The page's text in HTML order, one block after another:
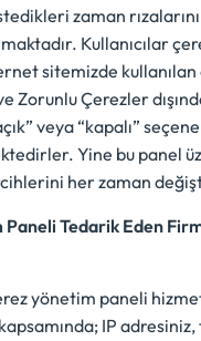
zaman
Kullanıcılar
sitemizde
Zorunlu Çerezler
veya “kapalı”
Yine bu panel
her zaman
Paneli Tedarik Eden
yönetim paneli
IP